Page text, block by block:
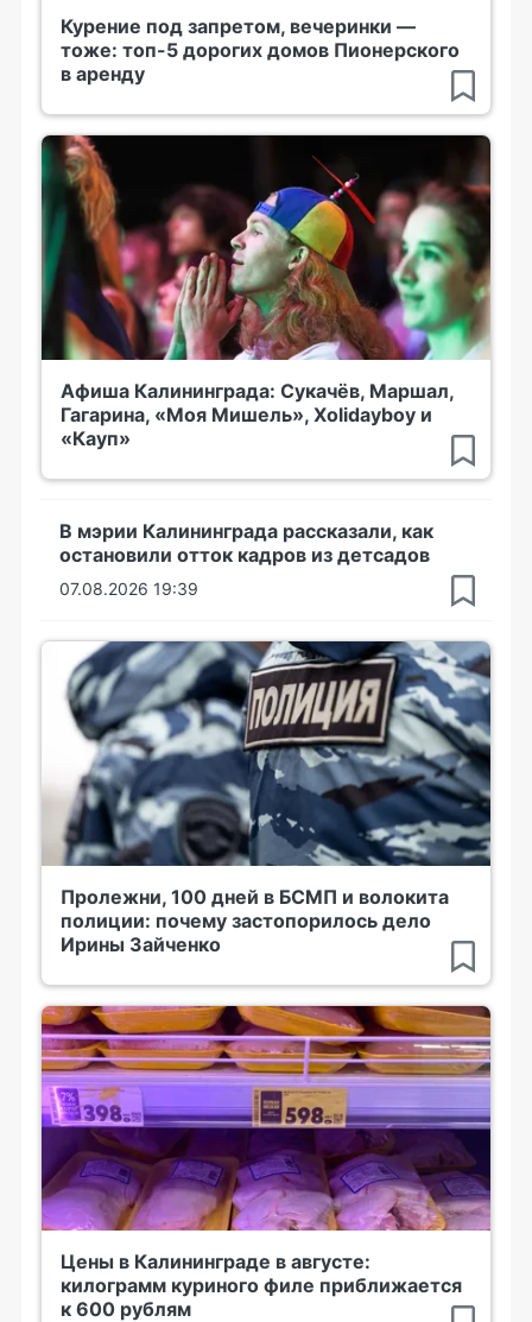
Курение под запретом, вечеринки —
тоже: топ-5 дорогих домов Пионерского
в аренду
Афиша Калининграда: Сукачёв, Маршал,
Гагарина, «Моя Мишель», Xolidayboy и
«Кауп»
В мэрии Калининграда рассказали, как
остановили отток кадров из детсадов
07.08.2026 19:39
Пролежни, 100 дней в БСМП и волокита
полиции: почему застопорилось дело
Ирины Зайченко
Цены в Калининграде в августе:
килограмм куриного филе приближается
к 600 рублям